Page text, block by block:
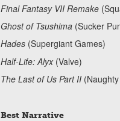
Final Fantasy VII Remake
Ghost of Tsushima(Sucker
Hades(Supergiant Games)
Half-Life: Alyx(Valve)
The Last of Us Part II(Naughty
Best Narrative